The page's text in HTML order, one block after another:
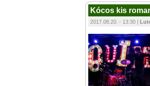
Kócos kis
2017.08.20. - 13:30 |